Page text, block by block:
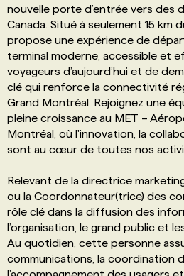
nouvelle porte d’entrée vers des
Canada. Situé à seulement 15 km
propose une expérience de
terminal moderne, accessible et
voyageurs d’aujourd’hui et de
clé qui renforce la connectivité
Grand Montréal. Rejoignez une
pleine croissance au MET –
Montréal, où l'innovation, la
sont au cœur de toutes nos
Relevant de la directrice
ou la Coordonnateur(trice) des
rôle clé dans la diffusion des
l’organisation, le grand public et
Au quotidien, cette personne
communications, la coordination